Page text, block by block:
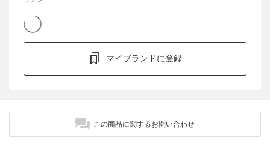
マイブランドに登録
この商品に関するお問い合わせ